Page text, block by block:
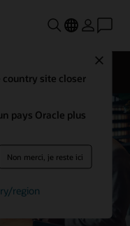
country site closer
pays Oracle plus
Non merci, je reste ici
region
Contacter
expert en